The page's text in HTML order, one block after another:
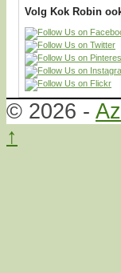
Volg Kok Robin
© 2026 -
↑